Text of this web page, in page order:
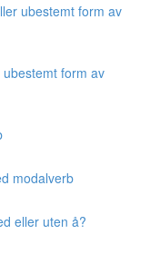
ubestemt form av
form av
modalverb
eller uten å?